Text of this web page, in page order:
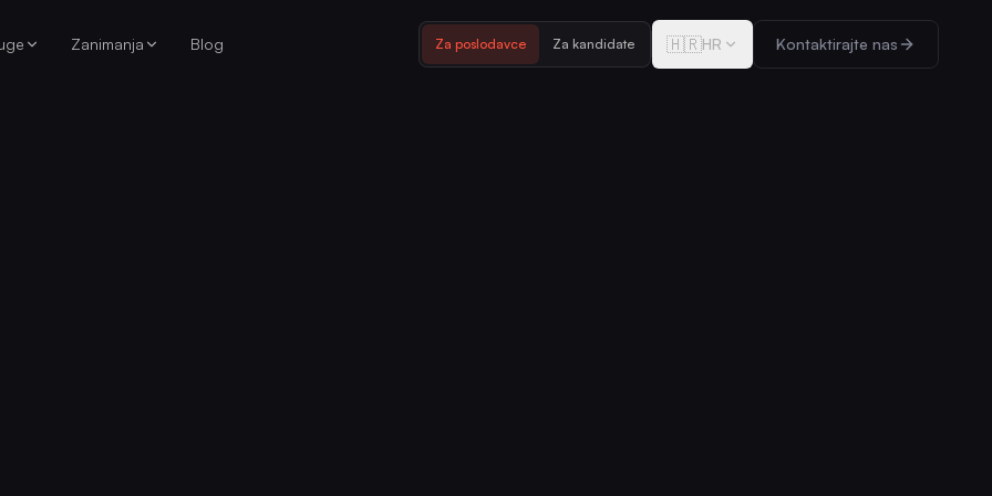
Zanimanja Blog Za poslodavce Za kandidate 🇭🇷HR Kontaktirajte nas